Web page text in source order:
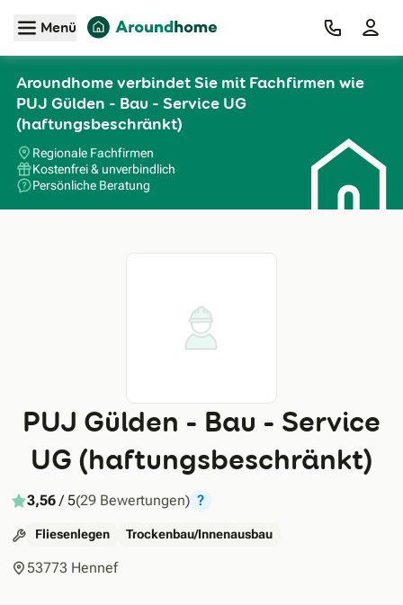
Zum Hauptinhalt
Menü
Aroundhome verbindet Sie mit Fachfirmen wie
PUJ Gülden - Bau - Service UG
(haftungsbeschränkt)
Regionale Fachfirmen
Kostenfrei & unverbindlich
Persönliche Beratung
PUJ Gülden - Bau - Service
UG (haftungsbeschränkt)
3,56/ 5(29 Bewertungen) ?
Fliesenlegen Trockenbau/Innenausbau
53773 Hennef